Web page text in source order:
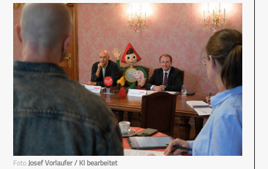
FotoJosef Vorlaufer / KI bearbeitet